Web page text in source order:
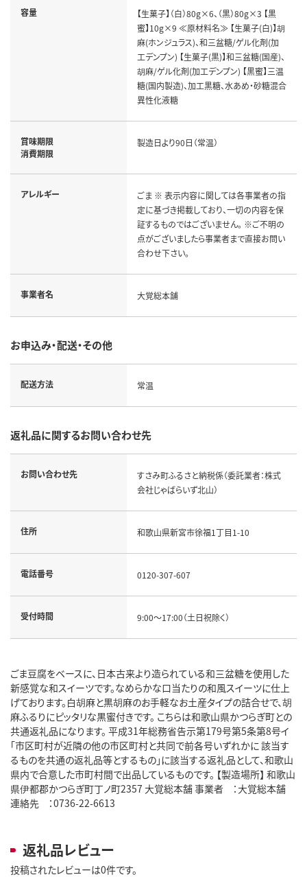
容量
【生菓子】（白）80g×6、（黒）80g×3 【黒
蜜】10g×9 ≪原材料名≫ 【生菓子(白)】胡
麻(ホンジュラス)、和三盆糖/ゲル化剤(加
工デンプン) 【生菓子(黒)】和三盆糖(国産)、
胡麻/ゲル化剤(加工デンプン) 【黒蜜】三温
糖(国内製造)、加工黒糖、水あめ・砂糖混合
異性化液糖
賞味期限
消費期限
製造日より90日（常温）
アレルギー
ごま ※ 表示内容に関しては各事業者の指
定に基づき掲載しており、一切の内容を保
証するものではございません。 ※ご不明の
点がございましたら事業者まで直接お問い
合わせ下さい。
事業者名 大覚総本舗
お申込み・配送・その他
配送方法 常温
返礼品に関するお問い合わせ先
お問い合わせ先
すさみ町ふるさと納税係（委託業者：株式
会社じゃばらいず北山）
住所 和歌山県新宮市徐福1丁目1-10
電話番号 0120-307-607
受付時間 9:00～17:00（土日祝除く）
ごま豆腐をベースに、日本古来より造られている和三盆糖を使用した
新感覚な和スイーツです。なめらかな口当たりの和風スイーツに仕上
げております。白胡麻と黒胡麻のお手軽なお土産タイプの詰合せで、胡
麻ふるりにピッタリな黒蜜付きです。 こちらは和歌山県かつらぎ町との
共通返礼品になります。 平成31年総務省告示第179号第5条第8号イ
「市区町村が近隣の他の市区町村と共同で前各号いずれかに 該当す
るものを共通の返礼品等とするもの」に該当する返礼品として、和歌山
県内で合意した市町村間で出品しているものです。 【製造場所】 和歌山
県伊都郡かつらぎ町丁ノ町2357 大覚総本舗 事業者 ：大覚総本舗
連絡先 ：0736-22-6613
返礼品レビュー
投稿されたレビューは0件です。